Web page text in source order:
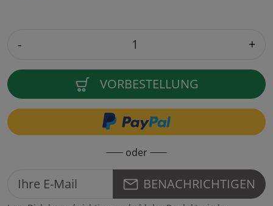
- +
VORBESTELLUNG
oder
BENACHRICHTIGEN